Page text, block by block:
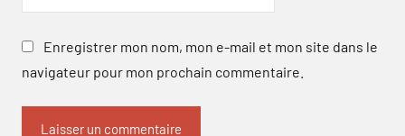
Enregistrer mon nom, mon e-mail et mon site dans le
navigateur pour mon prochain commentaire.